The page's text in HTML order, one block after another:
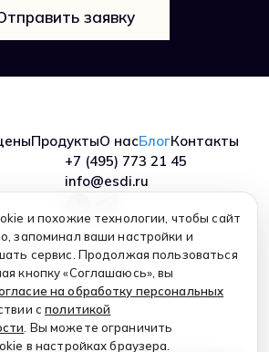
заявку
ПродуктыО насБлогКонтакты
+7 (495) 773 21 45
info@esdi.ru
и похожие технологии, чтобы сайт
запоминал ваши настройки и
сервис. Продолжая пользоваться
кнопку «Соглашаюсь», вы
на обработку персональных
сполитикой
. Вы можете ограничить
в настройках браузера.